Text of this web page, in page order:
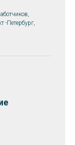
-Петербург,